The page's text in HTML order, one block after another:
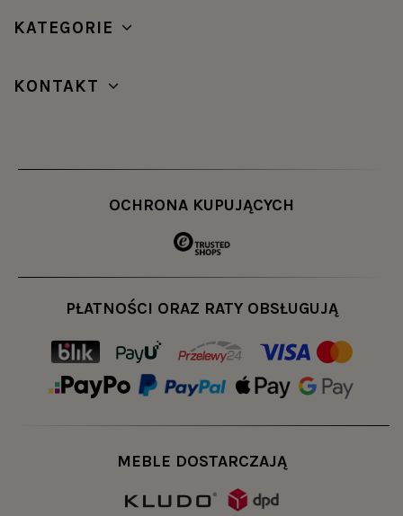
KATEGORIE
KONTAKT
OCHRONA KUPUJĄCYCH
PŁATNOŚCI ORAZ RATY OBSŁUGUJĄ
MEBLE DOSTARCZAJĄ